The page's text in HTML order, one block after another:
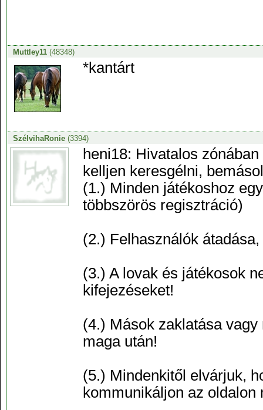
Muttley11(48348)
*kantárt
SzélvihaRonie(3394)
heni18: Hivatalos
kelljen keresgélni,
(1.) Minden játékoshoz
többszörös regisztráció)
(2.) Felhasználók
(3.) A lovak és játékosok
kifejezéseket!
(4.) Mások zaklatása
maga után!
(5.) Mindenkitől elvárjuk,
kommunikáljon az oldalon